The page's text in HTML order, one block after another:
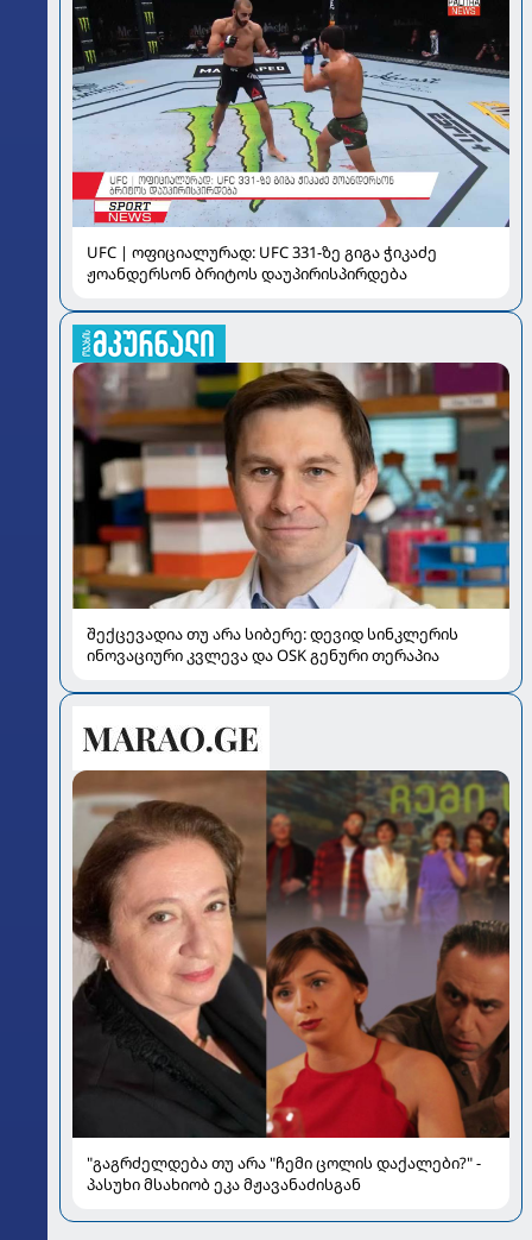
UFC | ოფიციალურად: UFC 331-ზე გიგა ჭიკაძე
ჟოანდერსონ ბრიტოს დაუპირისპირდება
შექცევადია თუ არა სიბერე: დევიდ სინკლერის
ინოვაციური კვლევა და OSK გენური თერაპია
"გაგრძელდება თუ არა "ჩემი ცოლის დაქალები?" -
პასუხი მსახიობ ეკა მჟავანაძისგან